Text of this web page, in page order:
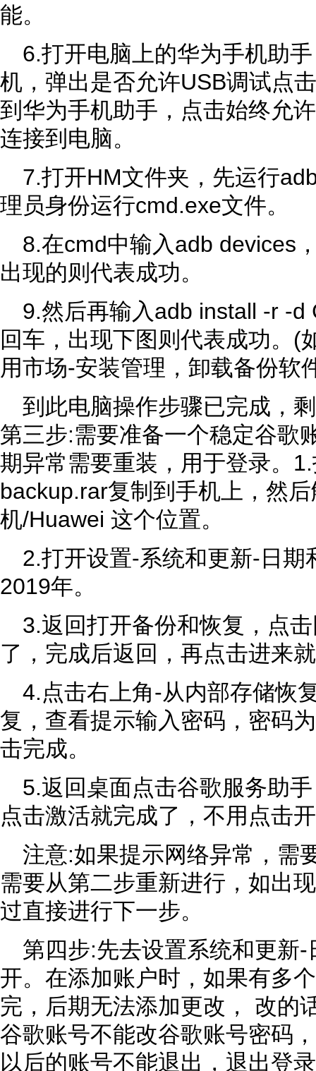
能。
6.打开电脑上的华为手机助
机，弹出是否允许USB调试点
到华为手机助手，点击始终允
连接到电脑。
7.打开HM文件夹，先运行
理员身份运行cmd.exe文件。
8.在cmd中输入adb devices
出现的则代表成功。
9.然后再输入adb install -r -d
回车，出现下图则代表成功。(
用市场-安装管理，卸载备份软
到此电脑操作步骤已完成，
第三步:需要准备一个稳定谷歌
期异常需要重装，用于登录。
backup.rar复制到手机上，然
机/Huawei 这个位置。
2.打开设置-系统和更新-日期
2019年。
3.返回打开备份和恢复，点
了，完成后返回，再点击进来
4.点击右上角-从内部存储恢
复，查看提示输入密码，密码
击完成。
5.返回桌面点击谷歌服务助
点击激活就完成了，不用点击
注意:如果提示网络异常，需
需要从第二步重新进行，如出
过直接进行下一步。
第四步:先去设置系统和更新
开。在添加账户时，如果有多
完，后期无法添加更改， 改的
谷歌账号不能改谷歌账号密码
以后的账号不能退出，退出登